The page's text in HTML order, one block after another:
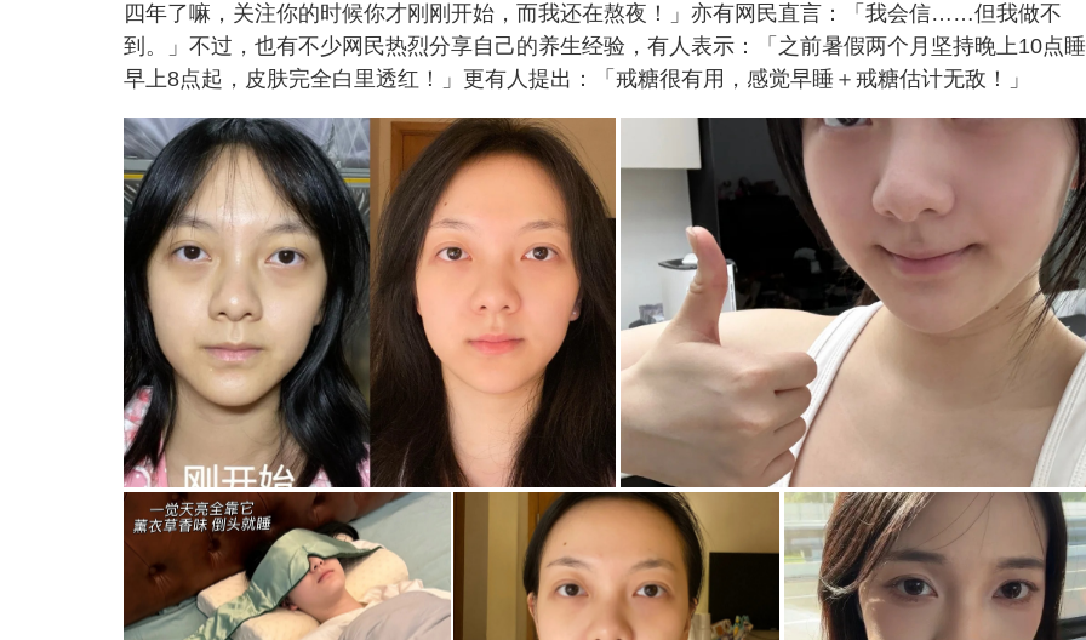
四年了嘛，关注你的时候你才刚刚开始，而我还在熬夜！」亦有网民直言：「我会信……但我做不
到。」不过，也有不少网民热烈分享自己的养生经验，有人表示：「之前暑假两个月坚持晚上10点
早上8点起，皮肤完全白里透红！」更有人提出：「戒糖很有用，感觉早睡＋戒糖估计无敌！」